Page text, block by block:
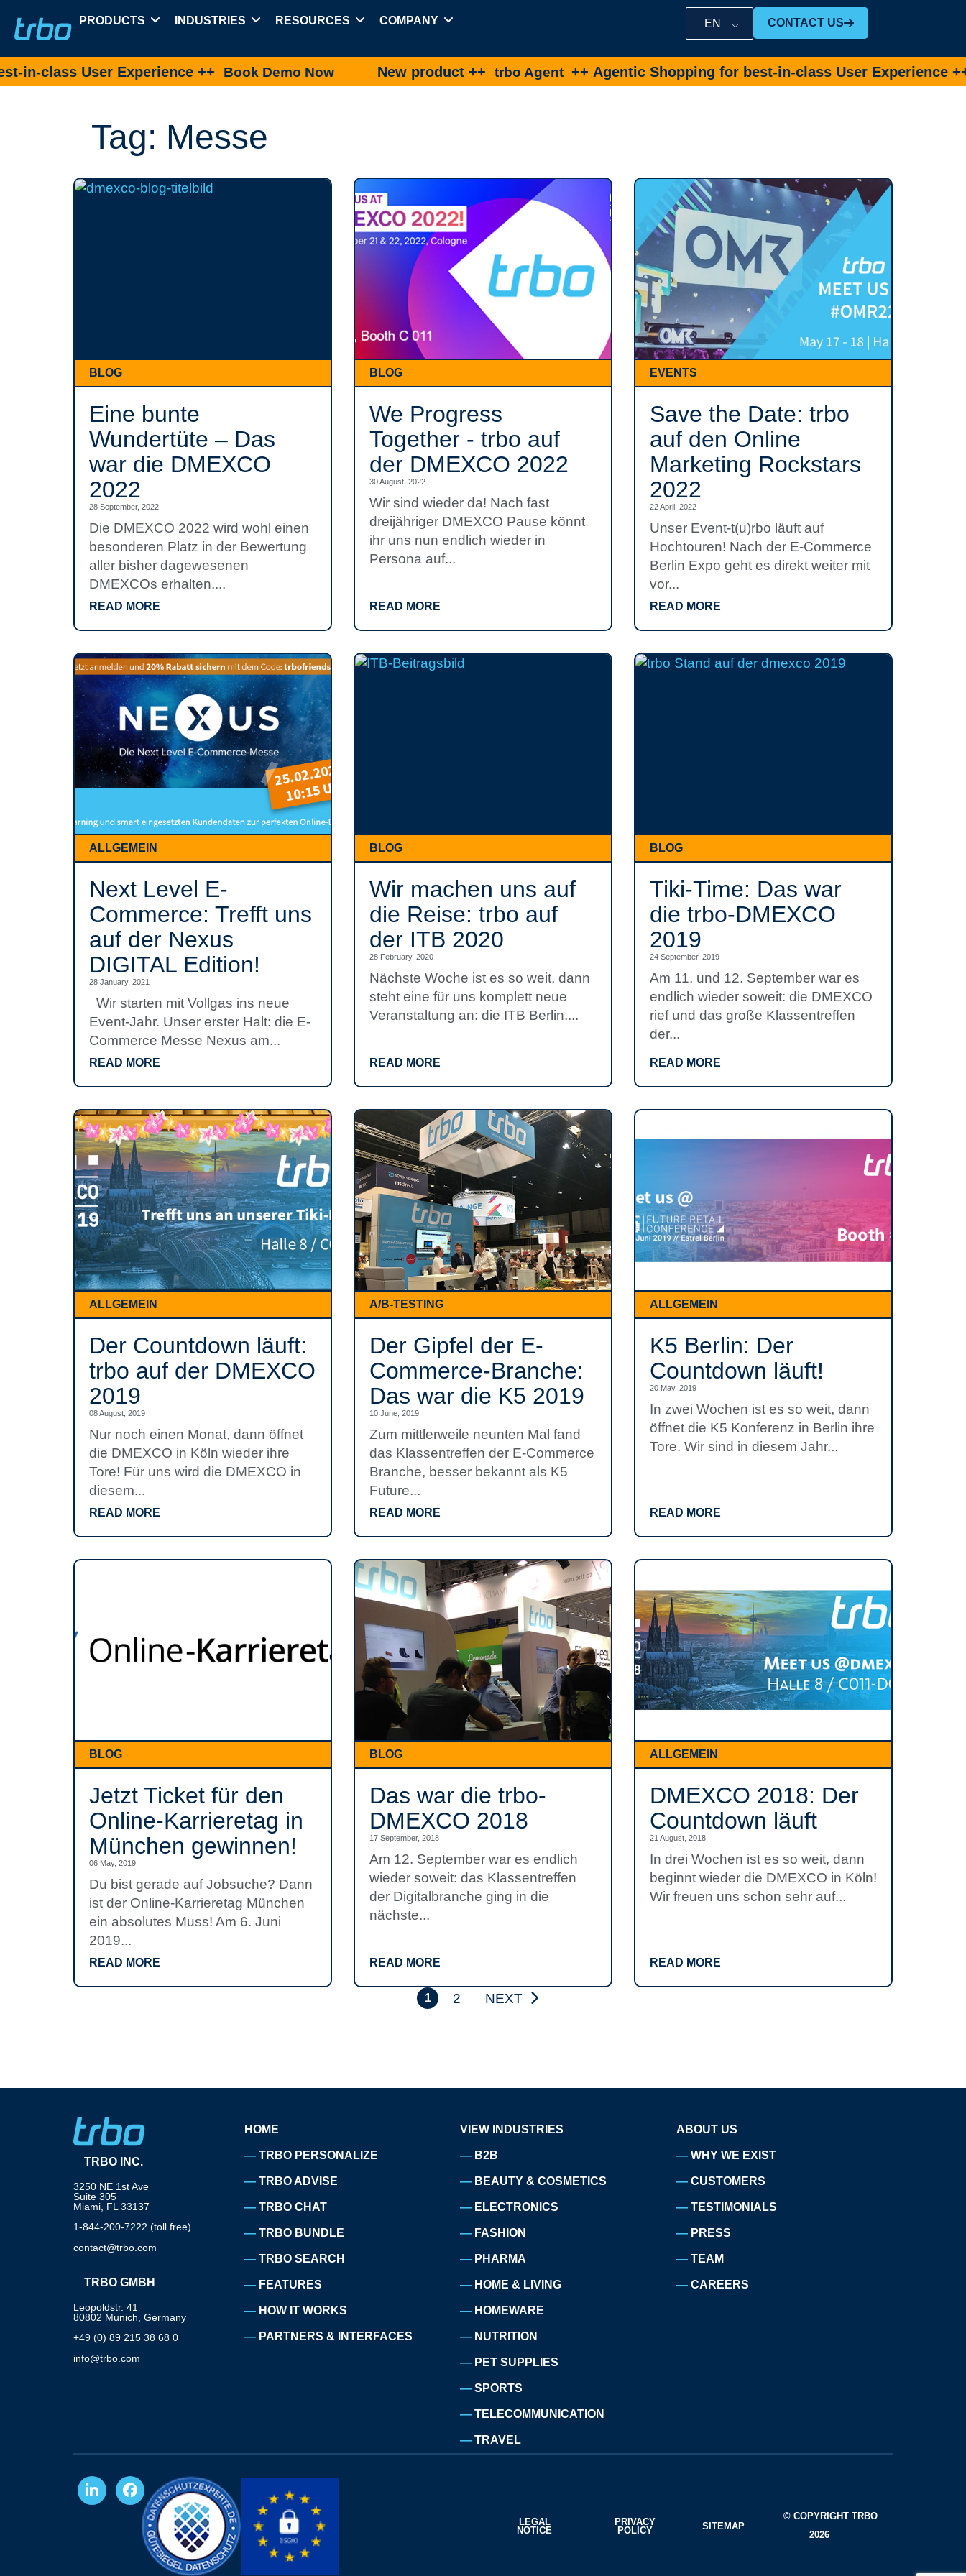
PRODUCTS INDUSTRIES RESOURCES COMPANY EN CONTACT US
Experience ++Book Demo Now New product ++trbo Agent++ Agentic Shopping for best-in-class User Experience ++Book
Tag: Messe
BLOG
Eine bunte
Wundertüte – Das
war die DMEXCO
2022
28 September, 2022
Die DMEXCO 2022 wird wohl einen
besonderen Platz in der Bewertung
aller bisher dagewesenen
DMEXCOs erhalten....
READ MORE
BLOG
We Progress
Together - trbo auf
der DMEXCO 2022
30 August, 2022
Wir sind wieder da! Nach fast
dreijähriger DMEXCO Pause könnt
ihr uns nun endlich wieder in
Persona auf...
READ MORE
EVENTS
Save the Date: trbo
auf den Online
Marketing Rockstars
2022
22 April, 2022
Unser Event-t(u)rbo läuft auf
Hochtouren! Nach der E-Commerce
Berlin Expo geht es direkt weiter mit
vor...
READ MORE
ALLGEMEIN
Next Level E-
Commerce: Trefft uns
auf der Nexus
DIGITAL Edition!
28 January, 2021
Wir starten mit Vollgas ins neue
Event-Jahr. Unser erster Halt: die E-
Commerce Messe Nexus am...
READ MORE
BLOG
Wir machen uns auf
die Reise: trbo auf
der ITB 2020
28 February, 2020
Nächste Woche ist es so weit, dann
steht eine für uns komplett neue
Veranstaltung an: die ITB Berlin....
READ MORE
BLOG
Tiki-Time: Das war
die trbo-DMEXCO
2019
24 September, 2019
Am 11. und 12. September war es
endlich wieder soweit: die DMEXCO
rief und das große Klassentreffen
der...
READ MORE
ALLGEMEIN
Der Countdown läuft:
trbo auf der DMEXCO
2019
08 August, 2019
Nur noch einen Monat, dann öffnet
die DMEXCO in Köln wieder ihre
Tore! Für uns wird die DMEXCO in
diesem...
READ MORE
A/B-TESTING
Der Gipfel der E-
Commerce-Branche:
Das war die K5 2019
10 June, 2019
Zum mittlerweile neunten Mal fand
das Klassentreffen der E-Commerce
Branche, besser bekannt als K5
Future...
READ MORE
ALLGEMEIN
K5 Berlin: Der
Countdown läuft!
20 May, 2019
In zwei Wochen ist es so weit, dann
öffnet die K5 Konferenz in Berlin ihre
Tore. Wir sind in diesem Jahr...
READ MORE
BLOG
Jetzt Ticket für den
Online-Karrieretag in
München gewinnen!
06 May, 2019
Du bist gerade auf Jobsuche? Dann
ist der Online-Karrieretag München
ein absolutes Muss! Am 6. Juni
2019...
READ MORE
BLOG
Das war die trbo-
DMEXCO 2018
17 September, 2018
Am 12. September war es endlich
wieder soweit: das Klassentreffen
der Digitalbranche ging in die
nächste...
READ MORE
ALLGEMEIN
DMEXCO 2018: Der
Countdown läuft
21 August, 2018
In drei Wochen ist es so weit, dann
beginnt wieder die DMEXCO in Köln!
Wir freuen uns schon sehr auf...
READ MORE
1 2 NEXT
TRBO INC.
3250 NE 1st Ave
Suite 305
Miami, FL 33137
1-844-200-7222 (toll free)
contact@trbo.com
TRBO GMBH
Leopoldstr. 41
80802 Munich, Germany
+49 (0) 89 215 38 68 0
info@trbo.com
HOME
TRBO PERSONALIZE
TRBO ADVISE
TRBO CHAT
TRBO BUNDLE
TRBO SEARCH
FEATURES
HOW IT WORKS
PARTNERS & INTERFACES
VIEW INDUSTRIES
B2B
BEAUTY & COSMETICS
ELECTRONICS
FASHION
PHARMA
HOME & LIVING
HOMEWARE
NUTRITION
PET SUPPLIES
SPORTS
TELECOMMUNICATION
TRAVEL
ABOUT US
WHY WE EXIST
CUSTOMERS
TESTIMONIALS
PRESS
TEAM
CAREERS
LEGAL
NOTICE
PRIVACY
POLICY
SITEMAP
© COPYRIGHT TRBO
2026